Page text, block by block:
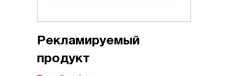
Рекламируемый
продукт